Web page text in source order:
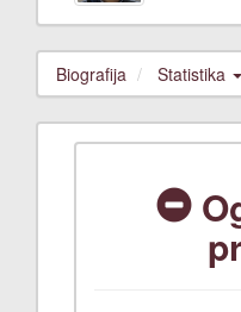
Biografija Statistika